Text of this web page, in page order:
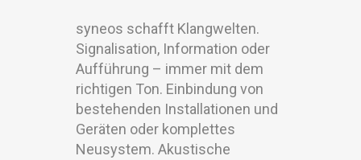
syneos schafft Klangwelten.
Signalisation, Information oder
Aufführung – immer mit dem
richtigen Ton. Einbindung von
bestehenden Installationen und
Geräten oder komplettes
Neusystem. Akustische